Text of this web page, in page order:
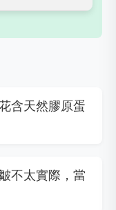
含天然膠原蛋
不太實際，當